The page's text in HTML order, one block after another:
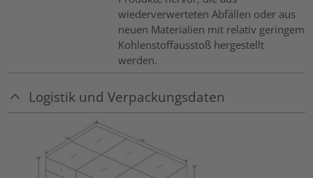
wiederverwerteten Abfällen oder aus
neuen Materialien mit relativ geringem
Kohlenstoffausstoß hergestellt
werden.
Logistik und Verpackungsdaten